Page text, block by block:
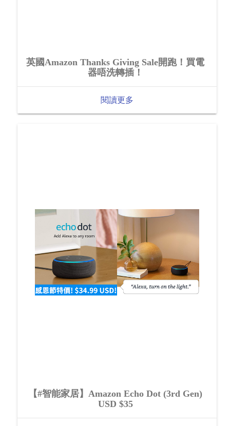
英國Amazon Thanks Giving Sale開跑！買電
器唔洗轉插！
閱讀更多
【#智能家居】Amazon Echo Dot (3rd Gen)
USD $35